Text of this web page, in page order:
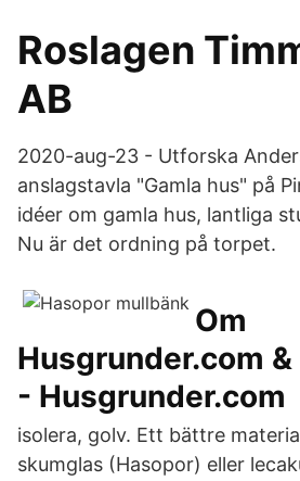
Roslagen
AB
2020-aug-23 - Utforska
anslagstavla "Gamla hus" på
idéer om gamla hus, lantliga
Nu är det ordning på torpet.
Om
Husgrunder.com
- Husgrunder.com
isolera, golv. Ett bättre
skumglas (Hasopor) eller